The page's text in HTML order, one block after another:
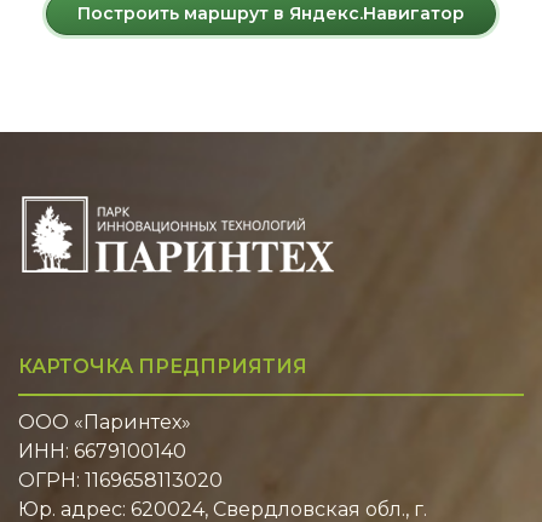
Построить маршрут в Яндекс.Навигатор
КАРТОЧКА ПРЕДПРИЯТИЯ
ООО «Паринтех»
ИНН: 6679100140
ОГРН: 1169658113020
Юр. адрес: 620024, Свердловская обл., г.